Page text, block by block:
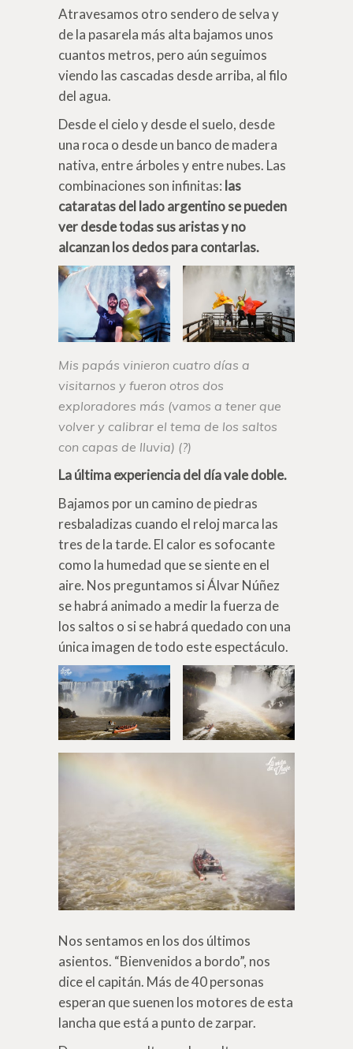
Atravesamos otro sendero de selva y
de la pasarela más alta bajamos unos
cuantos metros, pero aún seguimos
viendo las cascadas desde arriba, al filo
del agua.
Desde el cielo y desde el suelo, desde
una roca o desde un banco de madera
nativa, entre árboles y entre nubes. Las
combinaciones son infinitas: las
cataratas del lado argentino se pueden
ver desde todas sus aristas y no
alcanzan los dedos para contarlas.
Mis papás vinieron cuatro días a
visitarnos y fueron otros dos
exploradores más (vamos a tener que
volver y calibrar el tema de los saltos
con capas de lluvia) (?)
La última experiencia del día vale doble.
Bajamos por un camino de piedras
resbaladizas cuando el reloj marca las
tres de la tarde. El calor es sofocante
como la humedad que se siente en el
aire. Nos preguntamos si Álvar Núñez
se habrá animado a medir la fuerza de
los saltos o si se habrá quedado con una
única imagen de todo este espectáculo.
Nos sentamos en los dos últimos
asientos. “Bienvenidos a bordo”, nos
dice el capitán. Más de 40 personas
esperan que suenen los motores de esta
lancha que está a punto de zarpar.